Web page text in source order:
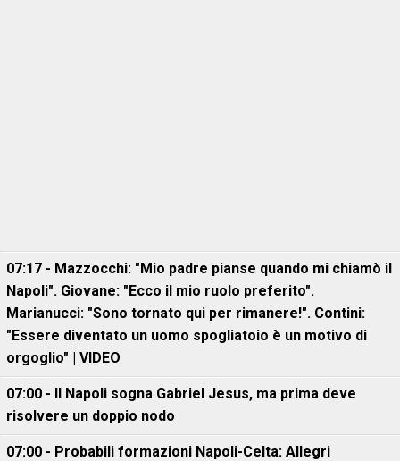
07:17 - Mazzocchi: "Mio padre pianse quando mi chiamò il
Napoli". Giovane: "Ecco il mio ruolo preferito".
Marianucci: "Sono tornato qui per rimanere!". Contini:
"Essere diventato un uomo spogliatoio è un motivo di
orgoglio" | VIDEO
07:00 - Il Napoli sogna Gabriel Jesus, ma prima deve
risolvere un doppio nodo
07:00 - Probabili formazioni Napoli-Celta: Allegri